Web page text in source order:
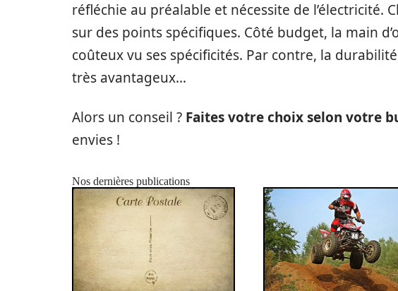
réfléchie au préalable et nécessite de l’électricité.
sur des points spécifiques. Côté budget, la main
coûteux vu ses spécificités. Par contre, la
très avantageux…
Alors un conseil ? Faites votre choix selon votre
envies !
Nos dernières publications